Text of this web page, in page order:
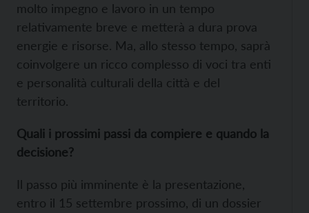
molto impegno e lavoro in un tempo
relativamente breve e metterà a dura prova
energie e risorse. Ma, allo stesso tempo, saprà
coinvolgere un ricco complesso di voci tra enti
e personalità culturali della città e del
territorio.
Quali i prossimi passi da compiere e quando la
decisione?
Il passo più imminente è la presentazione,
entro il 15 settembre prossimo, di un dossier